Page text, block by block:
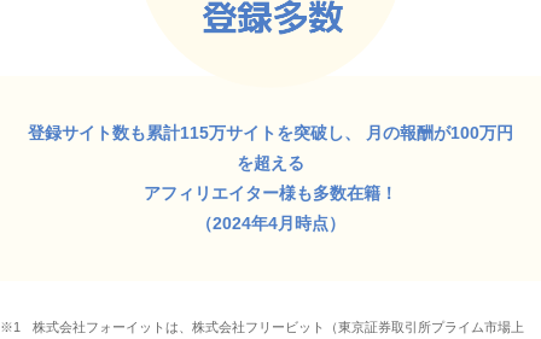
登録サイト数も累計115万サイトを突破し、
月の報酬が100万円
を超える
アフィリエイター様も多数在籍！
（2024年4月時点）
※1
株式会社フォーイットは、株式会社フリービット（東京証券取引所プライム市場上